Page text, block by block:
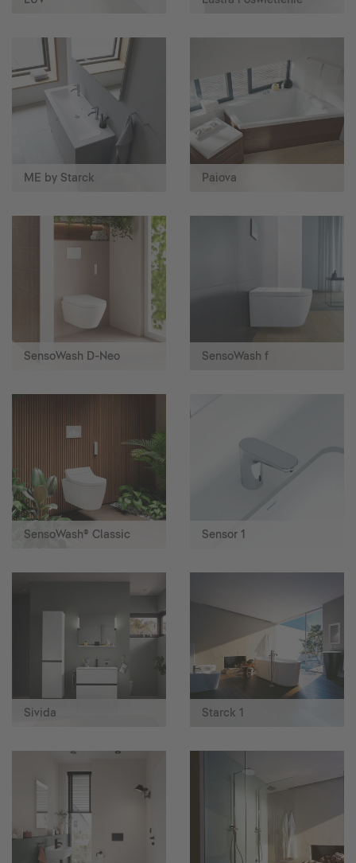
ME by Starck Paiova
SensoWash D-Neo SensoWash f
SensoWash® Classic Sensor 1
Sivida Starck 1